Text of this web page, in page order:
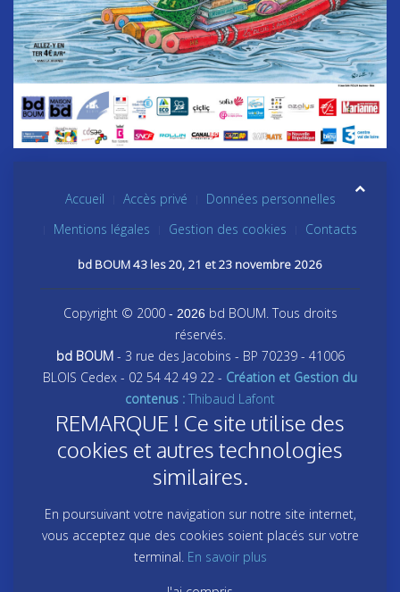
Accueil Accès privé
Données personnelles
Mentions légales
Gestion des cookies Contacts
bd BOUM 43 les 20, 21 et 23 novembre 2026
Copyright © 2000- 2026 bd BOUM. Tous droits
réservés.
bd BOUM- 3 rue des Jacobins - BP 70239 - 41006
BLOIS Cedex - 02 54 42 49 22 - Création et Gestion du
contenus : Thibaud Lafont
REMARQUE ! Ce site utilise des
cookies et autres technologies
similaires.
En poursuivant votre navigation sur notre site internet,
vous acceptez que des cookies soient placés sur votre
terminal. En savoir plus